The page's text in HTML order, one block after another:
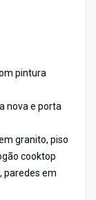
pintura
nova e porta
granito, piso
cooktop
paredes em